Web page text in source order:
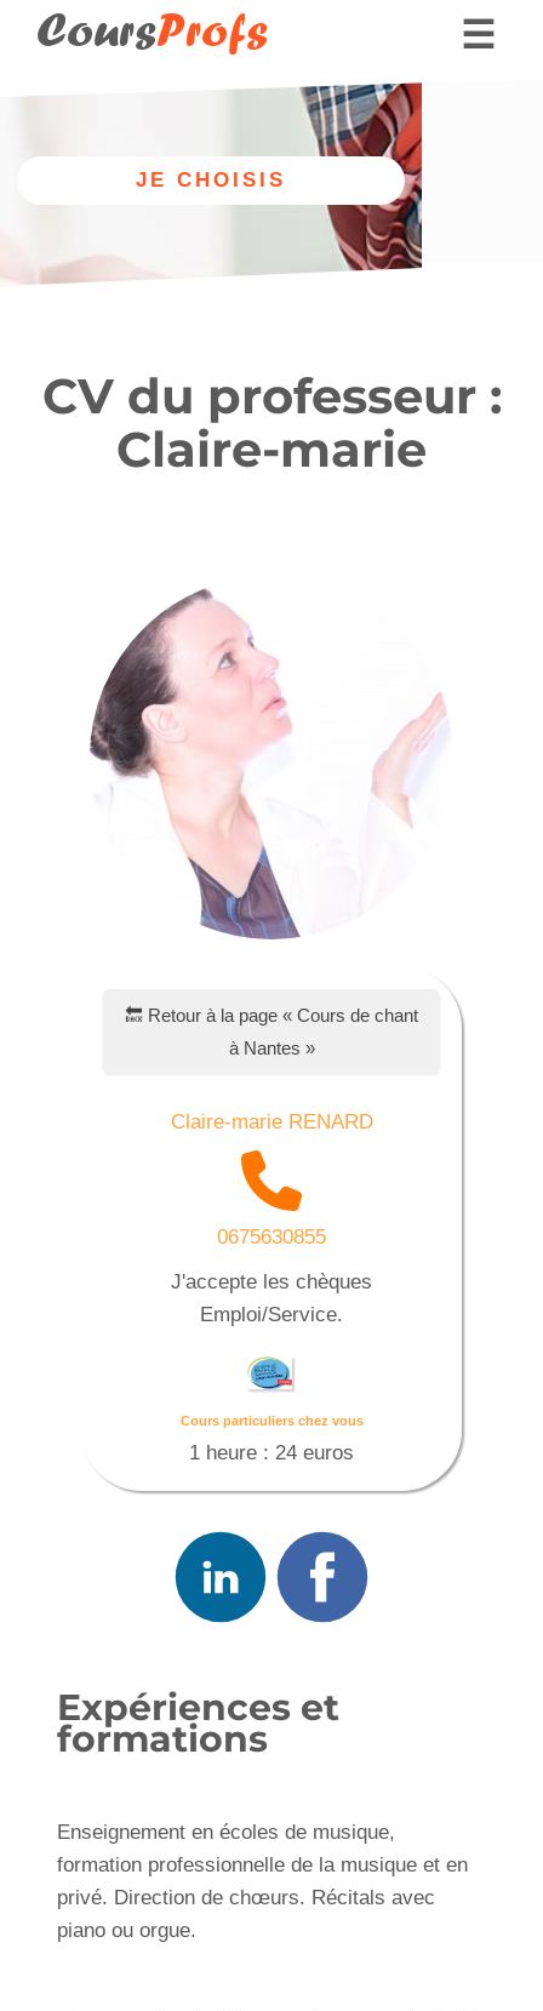
CoursProfs
Nos professeurs
Donner des cours
☰
CV du professeur :
Claire-marie
🔙 Retour à la page « Cours de chant
à Nantes »
Claire-marie RENARD
0675630855
J'accepte les chèques
Emploi/Service.
Cours particuliers chez vous
1 heure : 24 euros
Expériences et
formations
Enseignement en écoles de musique,
formation professionnelle de la musique et en
privé. Direction de chœurs. Récitals avec
piano ou orgue.